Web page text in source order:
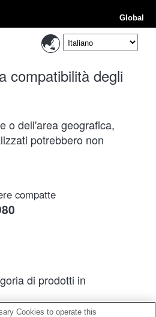
Global
compatibilità degli
o dell'area geografica,
potrebbero non
compatte
di prodotti in
Cookies to operate this